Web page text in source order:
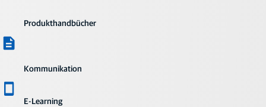
Produkthandbücher
Kommunikation
E-Learning